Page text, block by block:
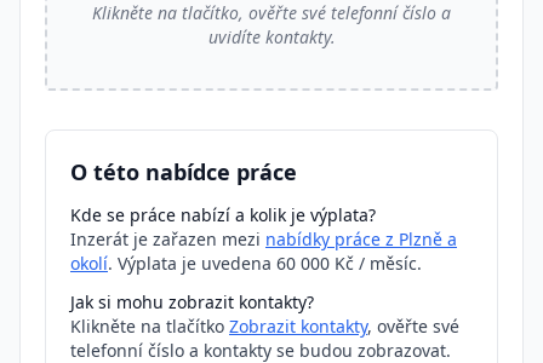
Klikněte na tlačítko, ověřte své telefonní číslo a
uvidíte kontakty.
O této nabídce práce
Kde se práce nabízí a kolik je výplata?
Inzerát je zařazen mezi nabídky práce z Plzně a
okolí. Výplata je uvedena 60 000 Kč / měsíc.
Jak si mohu zobrazit kontakty?
Klikněte na tlačítko Zobrazit kontakty, ověřte své
telefonní číslo a kontakty se budou zobrazovat.